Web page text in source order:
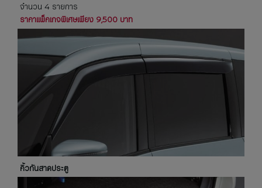
จำนวน 4 รายการ
ราคาแพ็คเกจพิเศษเพียง 9,500 บาท
คิ้วกันสาดประตู